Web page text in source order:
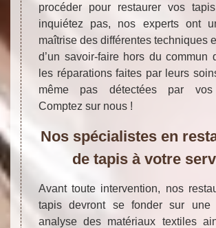
procéder pour restaurer vos
inquiétez pas, nos experts ont
maîtrise des différentes techniques
d’un savoir-faire hors du commun
les réparations faites par leurs
même pas détectées par vos
Comptez sur nous !
Nos spécialistes en
de tapis à votre
Avant toute intervention, nos
tapis devront se fonder sur une
analyse des matériaux textiles